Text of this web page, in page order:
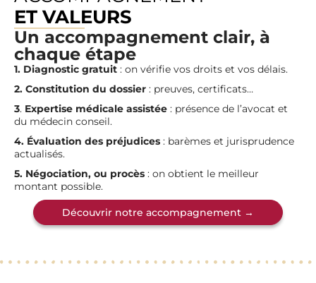
ET VALEURS
Un accompagnement clair, à
chaque étape
1. Diagnostic gratuit : on vérifie vos droits et vos délais.
2. Constitution du dossier : preuves, certificats…
3. Expertise médicale assistée : présence de l’avocat et
du médecin conseil.
4. Évaluation des préjudices : barèmes et jurisprudence
actualisés.
5. Négociation, ou procès : on obtient le meilleur
montant possible.
Découvrir notre accompagnement →